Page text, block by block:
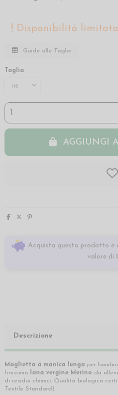
Disponibilità limitata
Guide alle Taglie
Taglia
AGGIUNGI
Acquista questo prodotto e
valore di
Descrizione
Maglietta a manica lunga per
finissima
lana vergine Merino da
di residui chimici. Qualità biologica
Textile Standard).